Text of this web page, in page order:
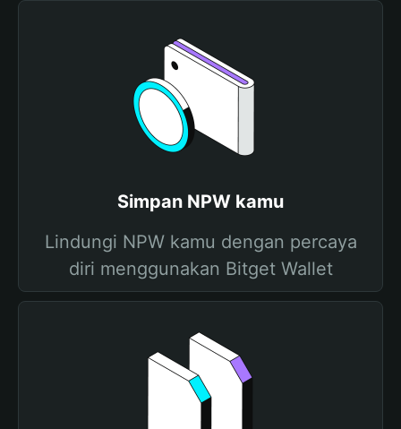
Simpan NPW kamu
Lindungi NPW kamu dengan percaya
diri menggunakan Bitget Wallet